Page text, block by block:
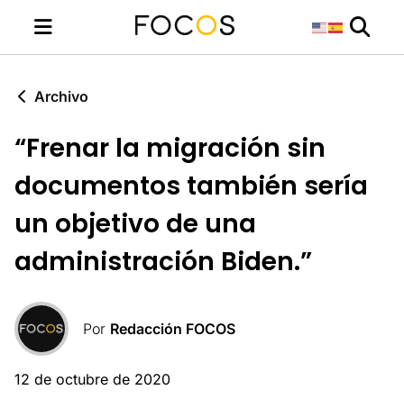
Archivo
“Frenar la migración sin
documentos también sería
un objetivo de una
administración Biden.”
Por Redacción FOCOS
12 de octubre de 2020